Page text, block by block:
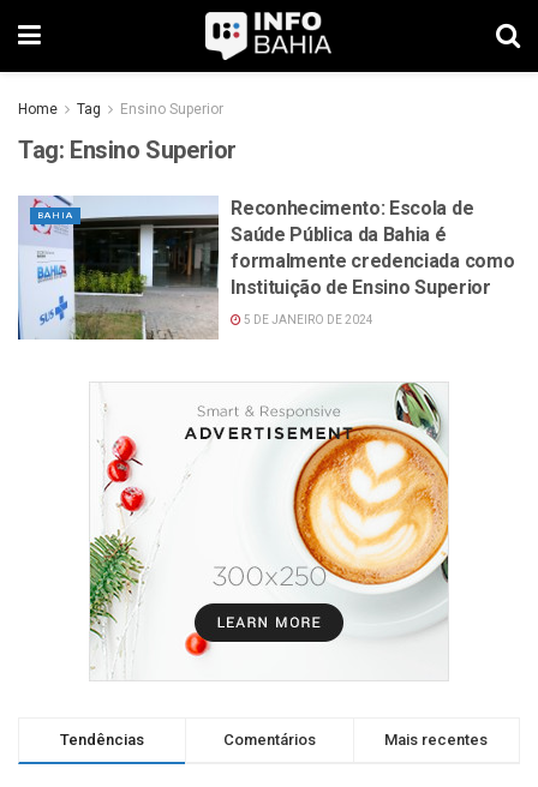
Home Tag Ensino Superior
Tag: Ensino Superior
BAHIA
Reconhecimento: Escola de
Saúde Pública da Bahia é
formalmente credenciada como
Instituição de Ensino Superior
5 DE JANEIRO DE 2024
Tendências Comentários Mais recentes